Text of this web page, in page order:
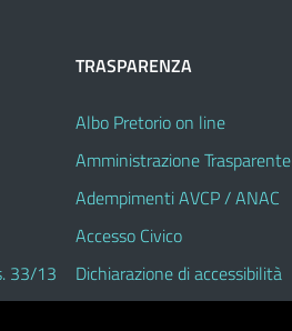
33/13
TRASPARENZA
Albo Pretorio on line
Amministrazione Trasparente
Adempimenti AVCP / ANAC
Accesso Civico
Dichiarazione di accessibilità